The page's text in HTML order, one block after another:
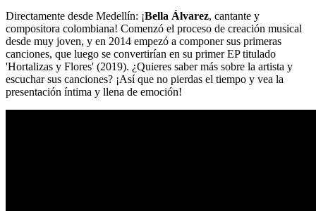
Directamente desde Medellín: ¡Bella Álvarez, cantante y
compositora colombiana! Comenzó el proceso de creación musical
desde muy joven, y en 2014 empezó a componer sus primeras
canciones, que luego se convertirían en su primer EP titulado
'Hortalizas y Flores' (2019). ¿Quieres saber más sobre la artista y
escuchar sus canciones? ¡Así que no pierdas el tiempo y vea la
presentación íntima y llena de emoción!